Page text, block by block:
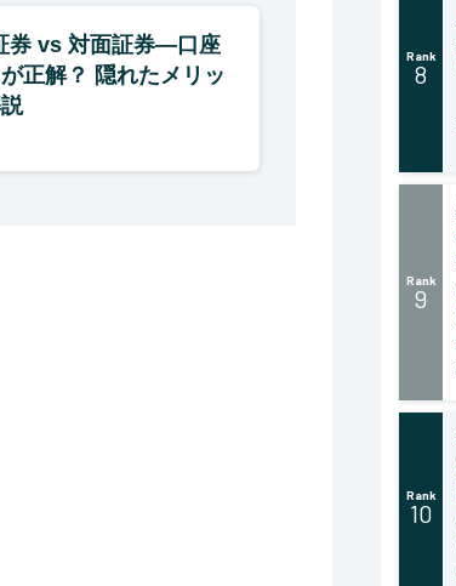
券 vs 対面証券―口座
正解？ 隠れたメリッ
Rank
8
Rank
9
Rank
10